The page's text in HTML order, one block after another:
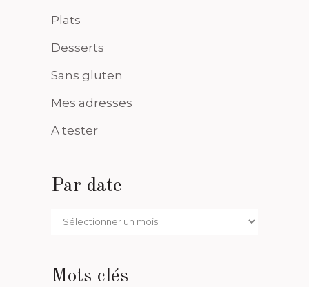
Plats
Desserts
Sans gluten
Mes adresses
A tester
Par date
Par
Mots clés